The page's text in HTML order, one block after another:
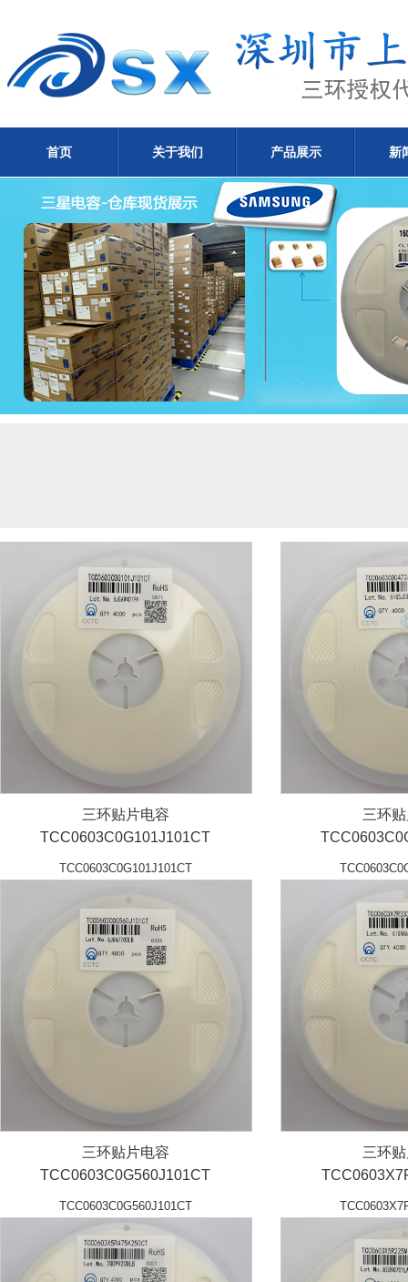
首页 关于我们 产品展示 新
三环贴片电容
TCC0603C0G101J101CT
TCC0603C0G101J101CT
三环
三环贴片电容
TCC0603C0G560J101CT
TCC0603C0G560J101CT
三环